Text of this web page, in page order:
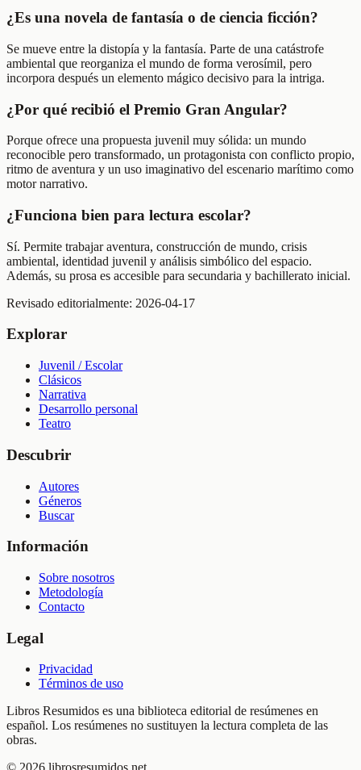
¿Es una novela de fantasía o de ciencia ficción?
Se mueve entre la distopía y la fantasía. Parte de una catástrofe
ambiental que reorganiza el mundo de forma verosímil, pero
incorpora después un elemento mágico decisivo para la intriga.
¿Por qué recibió el Premio Gran Angular?
Porque ofrece una propuesta juvenil muy sólida: un mundo
reconocible pero transformado, un protagonista con conflicto propio,
ritmo de aventura y un uso imaginativo del escenario marítimo como
motor narrativo.
¿Funciona bien para lectura escolar?
Sí. Permite trabajar aventura, construcción de mundo, crisis
ambiental, identidad juvenil y análisis simbólico del espacio.
Además, su prosa es accesible para secundaria y bachillerato inicial.
Revisado editorialmente: 2026-04-17
Explorar
Juvenil / Escolar
Clásicos
Narrativa
Desarrollo personal
Teatro
Descubrir
Autores
Géneros
Buscar
Información
Sobre nosotros
Metodología
Contacto
Legal
Privacidad
Términos de uso
Libros Resumidos es una biblioteca editorial de resúmenes en
español. Los resúmenes no sustituyen la lectura completa de las
obras.